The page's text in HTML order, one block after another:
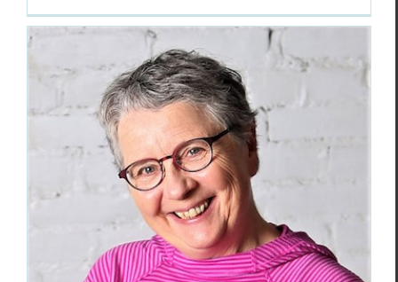
Voix du Québec : Monique
Juteau,Pastorale à la rhubarbe
Essais & Chroniques Monique Juteau